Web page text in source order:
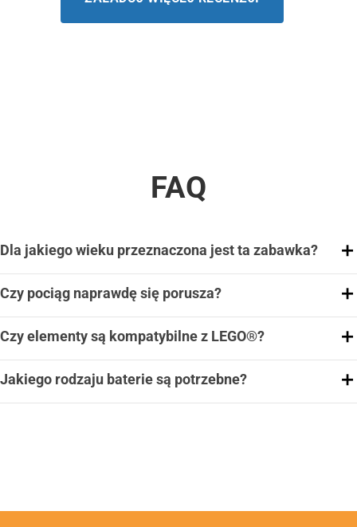
FAQ
Dla jakiego wieku przeznaczona jest ta zabawka?
Czy pociąg naprawdę się porusza?
Czy elementy są kompatybilne z LEGO®?
Jakiego rodzaju baterie są potrzebne?